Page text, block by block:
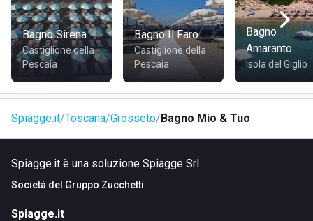
della movida di Marina di Grosseto. Nei pressi della
spiaggia sorgono, infatti, diversi hotel di lusso, ristoranti e
locali notturni, caratteristica che rende questa zona la
soluzione ideale per
divertirsi in compagnia di amici o
parenti.
Bagno Sirena
Castiglione della
Pescaia
Bagno Il Faro
Castiglione della
Pescaia
Bagno
Amaranto
Isola del Giglio
Spiagge.it Toscana Grosseto Bagno Mio & Tuo
Spiagge.it è una soluzione Spiagge Srl
Società del Gruppo Zucchetti
Spiagge.it